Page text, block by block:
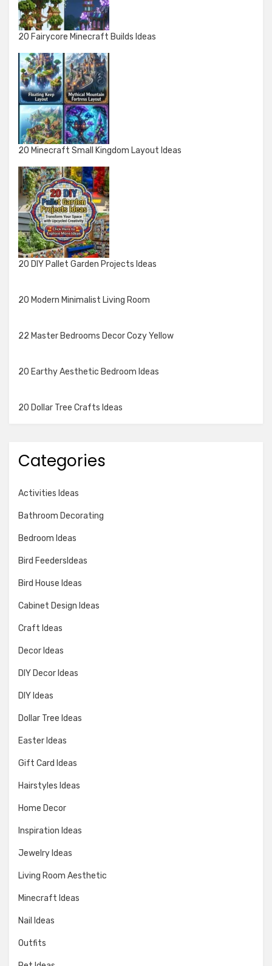
20 Fairycore Minecraft Builds Ideas
20 Minecraft Small Kingdom Layout Ideas
20 DIY Pallet Garden Projects Ideas
20 Modern Minimalist Living Room
22 Master Bedrooms Decor Cozy Yellow
20 Earthy Aesthetic Bedroom Ideas
20 Dollar Tree Crafts Ideas
Categories
Activities Ideas
Bathroom Decorating
Bedroom Ideas
Bird FeedersIdeas
Bird House Ideas
Cabinet Design Ideas
Craft Ideas
Decor Ideas
DIY Decor Ideas
DIY Ideas
Dollar Tree Ideas
Easter Ideas
Gift Card Ideas
Hairstyles Ideas
Home Decor
Inspiration Ideas
Jewelry Ideas
Living Room Aesthetic
Minecraft Ideas
Nail Ideas
Outfits